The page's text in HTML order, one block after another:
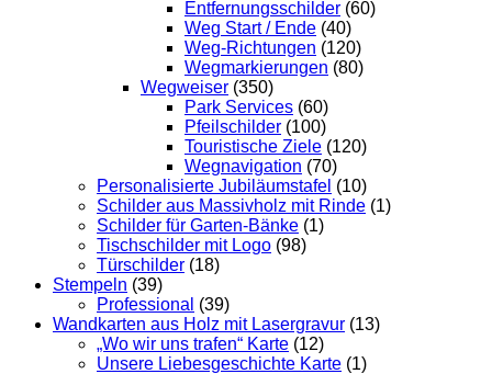
Entfernungsschilder (60)
Weg Start / Ende (40)
Weg-Richtungen (120)
Wegmarkierungen (80)
Wegweiser (350)
Park Services (60)
Pfeilschilder (100)
Touristische Ziele (120)
Wegnavigation (70)
Personalisierte Jubiläumstafel (10)
Schilder aus Massivholz mit Rinde (1)
Schilder für Garten-Bänke (1)
Tischschilder mit Logo (98)
Türschilder (18)
Stempeln (39)
Professional (39)
Wandkarten aus Holz mit Lasergravur (13)
„Wo wir uns trafen“ Karte (12)
Unsere Liebesgeschichte Karte (1)